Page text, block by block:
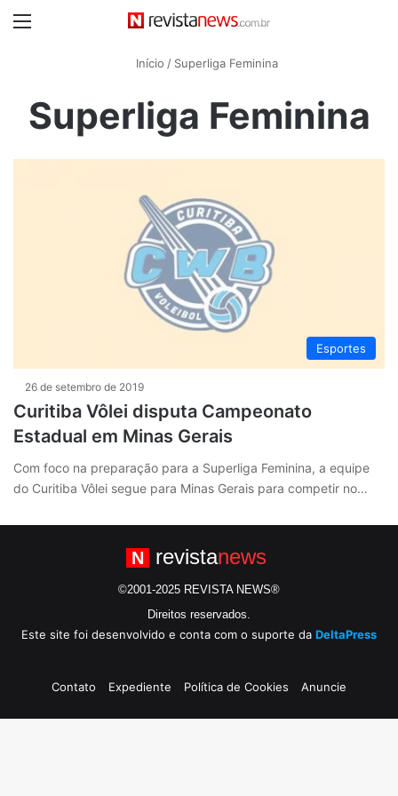
Início / Superliga Feminina
Superliga Feminina
Esportes
26 de setembro de 2019
Curitiba Vôlei disputa Campeonato
Estadual em Minas Gerais
Com foco na preparação para a Superliga Feminina, a equipe
do Curitiba Vôlei segue para Minas Gerais para competir no…
N revistanews
©2001-2025 REVISTA NEWS®
Direitos reservados.
Este site foi desenvolvido e conta com o suporte da DeltaPress
Contato Expediente Política de Cookies Anuncie